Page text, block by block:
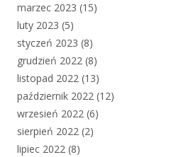
marzec 2023 (15)
luty 2023 (5)
styczeń 2023 (8)
grudzień 2022 (8)
listopad 2022 (13)
październik 2022 (12)
wrzesień 2022 (6)
sierpień 2022 (2)
lipiec 2022 (8)